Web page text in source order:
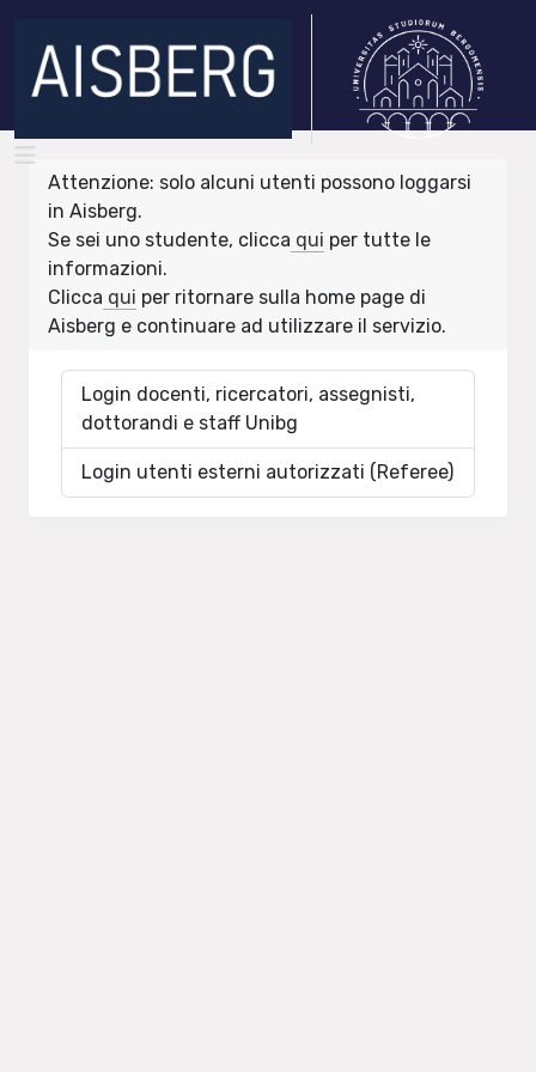
Attenzione: solo alcuni utenti possono loggarsi
in Aisberg.
Se sei uno studente, clicca qui per tutte le
informazioni.
Clicca qui per ritornare sulla home page di
Aisberg e continuare ad utilizzare il servizio.
Login docenti, ricercatori, assegnisti,
dottorandi e staff Unibg
Login utenti esterni autorizzati (Referee)